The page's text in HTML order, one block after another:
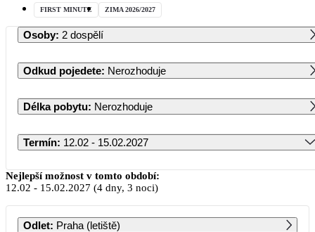
FIRST MINUTE ZIMA 2026/2027
Osoby: 2 dospělí
Odkud pojedete: Nerozhoduje
Délka pobytu: Nerozhoduje
Termín: 12.02 - 15.02.2027
Únor 2027
PO ÚT ST ČT PÁ SO NE
Nejlepší možnost v tomto období:
12.02 - 15.02.2027 (4 dny, 3 noci)
Odlet: Praha (letiště)